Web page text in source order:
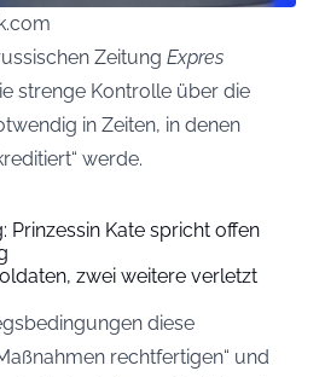
Zeitung Expres
strenge Kontrolle über die
in Zeiten, in denen
werde.
Prinzessin Kate spricht offen
zwei weitere verletzt
diese
rechtfertigen“ und